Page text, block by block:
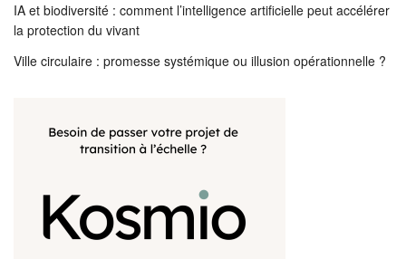
IA et biodiversité : comment l’intelligence artificielle peut accélérer
la protection du vivant
Ville circulaire : promesse systémique ou illusion opérationnelle ?